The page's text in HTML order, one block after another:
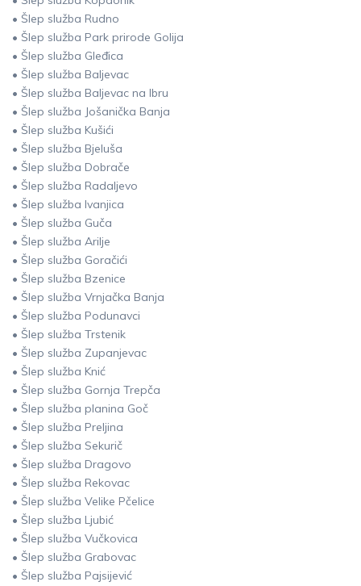
• Šlep služba Rudno
• Šlep služba Park prirode Golija
• Šlep služba Gleđica
• Šlep služba Baljevac
• Šlep služba Baljevac na Ibru
• Šlep služba Jošanička Banja
• Šlep služba Kušići
• Šlep služba Bjeluša
• Šlep služba Dobrače
• Šlep služba Radaljevo
• Šlep služba Ivanjica
• Šlep služba Guča
• Šlep služba Arilje
• Šlep služba Goračići
• Šlep služba Bzenice
• Šlep služba Vrnjačka Banja
• Šlep služba Podunavci
• Šlep služba Trstenik
• Šlep služba Zupanjevac
• Šlep služba Knić
• Šlep služba Gornja Trepča
• Šlep služba planina Goč
• Šlep služba Preljina
• Šlep služba Sekurič
• Šlep služba Dragovo
• Šlep služba Rekovac
• Šlep služba Velike Pčelice
• Šlep služba Ljubić
• Šlep služba Vučkovica
• Šlep služba Grabovac
• Šlep služba Pajsijević